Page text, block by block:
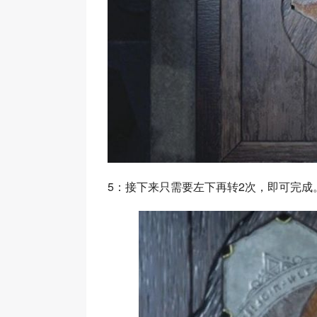
5：接下来只需要左下再转2次，即可完成